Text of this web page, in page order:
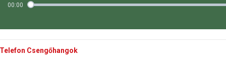
00:00
Telefon Csengőhangok